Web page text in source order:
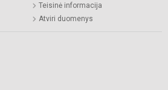
Teisinė informacija
Atviri duomenys